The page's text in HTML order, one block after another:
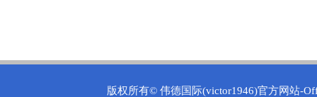
版权所有© 伟德国际(victor1946)官方网站-